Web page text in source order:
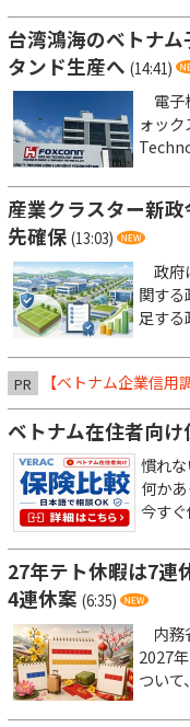
台湾鴻海のベトナ
タンド生産へ (14:41)
電子
ォッ
産業クラスター新
先確保 (13:03)
政府
関す
足する
PR 【ベトナム企業信
ベトナム在住者向
慣れ
何か
今すぐ
27年テト休暇は7連
4連休案 (6:35)
内務
2027
ついて